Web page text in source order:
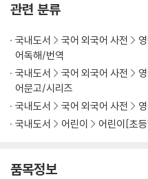
관련 분류
국내도서 국어 외국어 사전
어독해/번역
국내도서
국어 외국어 사전
어문고/시리즈
국내도서
국어 외국어 사전
국내도서
어린이 어린이[초
품목정보